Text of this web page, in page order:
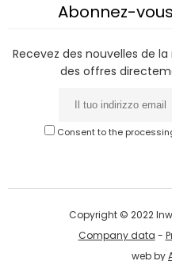
Abonnez-
Recevez des nouvelles de
des offres
Consent to the
Copyright © 2022
Company data -
web by